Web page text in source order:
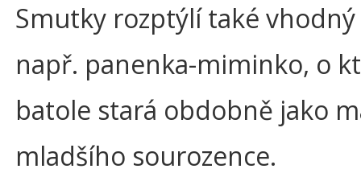
Smutky rozptýlí také
např. panenka-miminko, o
batole stará obdobně jako
mladšího sourozence.